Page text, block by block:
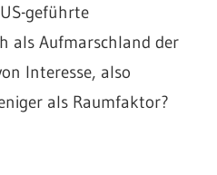
geführte
als Aufmarschland der
Interesse, also
als Raumfaktor?